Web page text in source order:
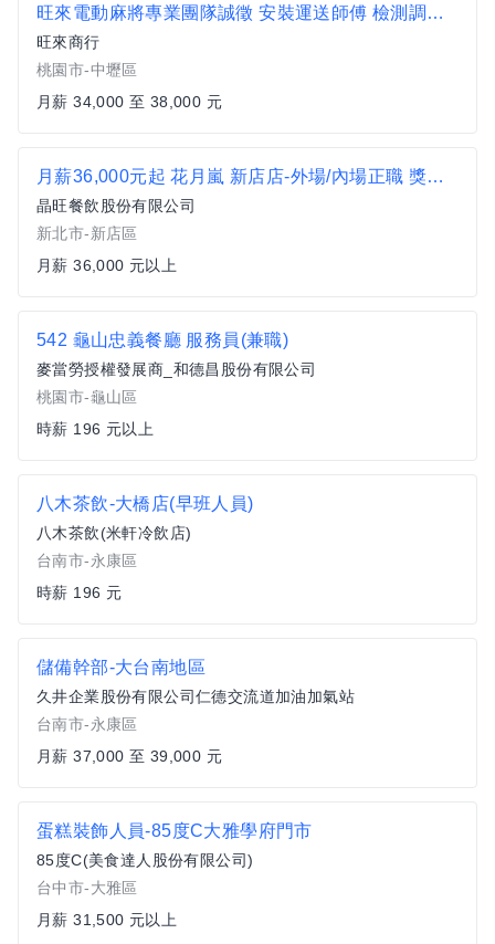
旺來電動麻將專業團隊誠徵 安裝運送師傅 檢測調整技師
旺來商行
桃園市-中壢區
月薪 34,000 至 38,000 元
月薪36,000元起 花月嵐 新店店-外場/內場正職 獎金另計
晶旺餐飲股份有限公司
新北市-新店區
月薪 36,000 元以上
542 龜山忠義餐廳 服務員(兼職)
麥當勞授權發展商_和德昌股份有限公司
桃園市-龜山區
時薪 196 元以上
八木茶飲-大橋店(早班人員)
八木茶飲(米軒冷飲店)
台南市-永康區
時薪 196 元
儲備幹部-大台南地區
久井企業股份有限公司仁德交流道加油加氣站
台南市-永康區
月薪 37,000 至 39,000 元
蛋糕裝飾人員-85度C大雅學府門市
85度C(美食達人股份有限公司)
台中市-大雅區
月薪 31,500 元以上